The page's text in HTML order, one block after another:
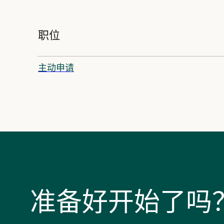
职位
主动申请
准备好开始了吗